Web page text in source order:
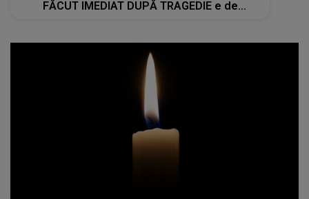
FĂCUT IMEDIAT DUPĂ TRAGEDIE e de